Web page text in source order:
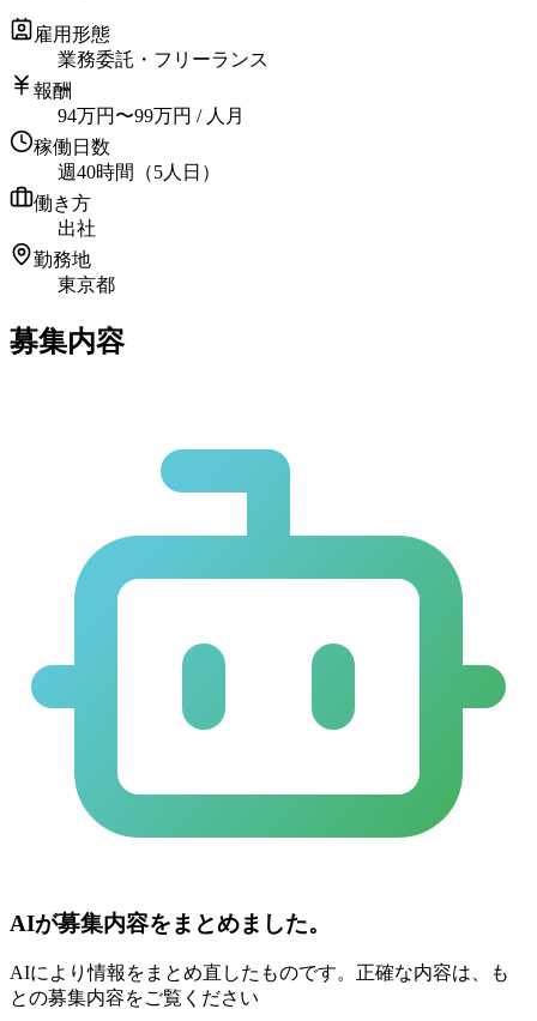
雇用形態
業務委託・フリーランス
報酬
94万円 〜99万円 / 人月
稼働日数
週40時間（5人日）
働き方
出社
勤務地
東京都
募集内容
AIが募集内容をまとめました。
AIにより情報をまとめ直したものです。正確な内容は、も
との募集内容をご覧ください